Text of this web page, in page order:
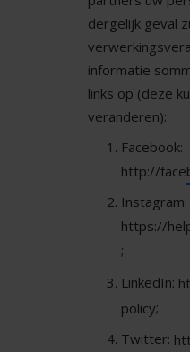
dergelijk geval
informatie
links op (deze
veranderen):
Facebook:
http://
Instagram:
https://
;
LinkedIn:
policy;
Twitter: